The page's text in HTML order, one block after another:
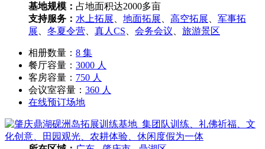
基地规模： 占地面积达2000多亩
支持服务： 水上拓展 地面拓展 高空拓展
军事拓
展
冬夏令营 真人CS 会务会议 旅游景区
相册数量： 8 集
餐厅容量： 3000 人
客房容量： 750 人
会议室容量： 360 人
在线预订场地